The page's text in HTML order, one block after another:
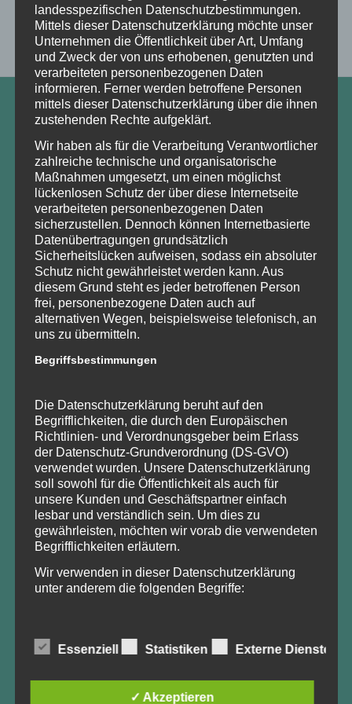
Veranstaltung
Navigation
FINDEN
KONTAKT
Waldbauernverband Brandenburg e.V.
waldbauern@t-online.de
IMPESSUM
DATENSCHUTZ
UNSERE PROJEKTE
Waldlust – unser Wald in Brandenburgwird derzeit im
Rahmen des Projektes „Modernisierung und Erweiterung
des Schulungsangebots derWaldbauernschule
Brandenburgfür Waldbesitzende und Forstwirtschaftliche
Zusammenschlüsse“ – kurzWaldtrainer_BB– betrieben.
Waldlust – unser Wald in Brandenburgwurde im
Rahmen des ProjektesKomSilva
Landwirtschaft aufgrund eines Beschlusses des Deutschen
Bundestages gefördert wurde (
FKZ: 22011917
landesspezifischen Datenschutzbestimmungen.
Mittels dieser Datenschutzerklärung möchte unser
Unternehmen die Öffentlichkeit über Art, Umfang
und Zweck der von uns erhobenen, genutzten und
verarbeiteten personenbezogenen Daten
informieren. Ferner werden betroffene Personen
mittels dieser Datenschutzerklärung über die ihnen
zustehenden Rechte aufgeklärt.
Wir haben als für die Verarbeitung Verantwortlicher
zahlreiche technische und organisatorische
Maßnahmen umgesetzt, um einen möglichst
lückenlosen Schutz der über diese Internetseite
verarbeiteten personenbezogenen Daten
sicherzustellen. Dennoch können Internetbasierte
Datenübertragungen grundsätzlich
Sicherheitslücken aufweisen, sodass ein absoluter
Schutz nicht gewährleistet werden kann. Aus
diesem Grund steht es jeder betroffenen Person
frei, personenbezogene Daten auch auf
alternativen Wegen, beispielsweise telefonisch, an
uns zu übermitteln.
Begriffsbestimmungen
Die Datenschutzerklärung beruht auf den
Begrifflichkeiten, die durch den Europäischen
Richtlinien- und Verordnungsgeber beim Erlass
der Datenschutz-Grundverordnung (DS-GVO)
verwendet wurden. Unsere Datenschutzerklärung
soll sowohl für die Öffentlichkeit als auch für
unsere Kunden und Geschäftspartner einfach
lesbar und verständlich sein. Um dies zu
gewährleisten, möchten wir vorab die verwendeten
Begrifflichkeiten erläutern.
Wir verwenden in dieser Datenschutzerklärung
unter anderem die folgenden Begriffe:
Personenbezogene Daten sind alle
Informationen, die sich auf eine identifizierte oder
Essenziell Statistiken Externe Dienste
✓ Akzeptieren